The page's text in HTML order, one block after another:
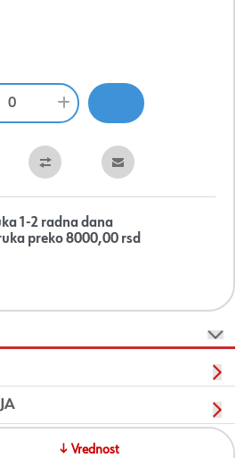
1-2 radna dana
preko 8000,00 rsd
↓ Vrednost